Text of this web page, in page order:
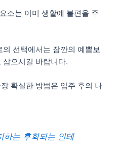
소는 이미 생활에 불편을 주
선택에서는 잠깐의 예쁨보
삼으시길 바랍니다.
확실한 방법은 입주 후의 나
하는 후회되는 인테